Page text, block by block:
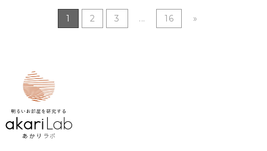
1 2 3 ... 16 »